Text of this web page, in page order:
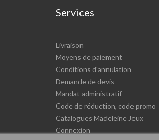
Services
Livraison
Moyens de paiement
Conditions d'annulation
Demande de devis
Mandat administratif
Code de réduction, code promo
Catalogues Madeleine Jeux
Connexion